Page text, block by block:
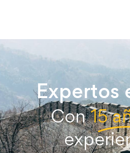
Expertos
Con15